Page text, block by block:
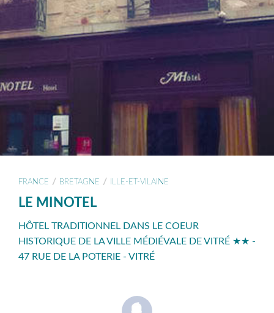
FRANCE / BRETAGNE / ILLE-ET-VILAINE
LE MINOTEL
HÔTEL TRADITIONNEL DANS LE COEUR
HISTORIQUE DE LA VILLE MÉDIÉVALE DE VITRÉ ★★ -
47 RUE DE LA POTERIE - VITRÉ